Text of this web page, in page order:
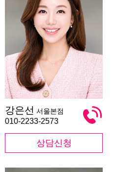
은
선
강은선 서울본점
010-2233-2573
상담신청